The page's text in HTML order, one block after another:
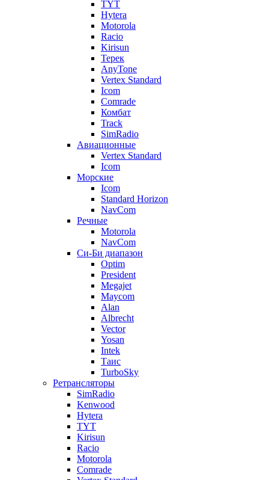
TYT
Hytera
Motorola
Racio
Kirisun
Терек
AnyTone
Vertex Standard
Icom
Comrade
Комбат
Track
SimRadio
Авиационные
Vertex Standard
Icom
Морские
Icom
Standard Horizon
NavCom
Речные
Motorola
NavCom
Си-Би диапазон
Optim
President
Megajet
Maycom
Alan
Albrecht
Vector
Yosan
Intek
Таис
TurboSky
Ретрансляторы
SimRadio
Kenwood
Hytera
TYT
Kirisun
Racio
Motorola
Comrade